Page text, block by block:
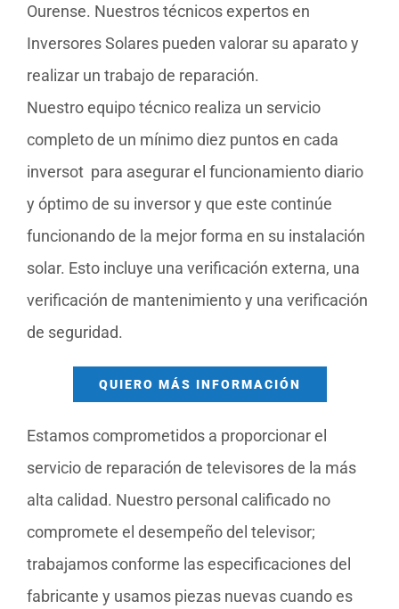
Ourense. Nuestros técnicos expertos en
Inversores Solares pueden valorar su aparato y
realizar un trabajo de reparación.
Nuestro equipo técnico realiza un servicio
completo de un mínimo diez puntos en cada
inversot para asegurar el funcionamiento diario
y óptimo de su inversor y que este continúe
funcionando de la mejor forma en su instalación
solar. Esto incluye una verificación externa, una
verificación de mantenimiento y una verificación
de seguridad.
QUIERO MÁS INFORMACIÓN
Estamos comprometidos a proporcionar el
servicio de reparación de televisores de la más
alta calidad. Nuestro personal calificado no
compromete el desempeño del televisor;
trabajamos conforme las especificaciones del
fabricante y usamos piezas nuevas cuando es